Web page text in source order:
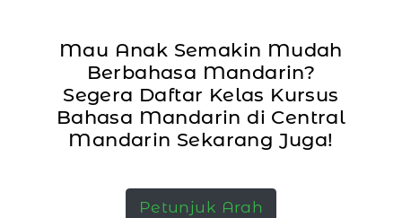
Mau Anak Semakin Mudah
Berbahasa Mandarin?
Segera Daftar Kelas Kursus
Bahasa Mandarin di Central
Mandarin Sekarang Juga!
Petunjuk Arah